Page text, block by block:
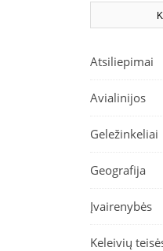
Atsiliepimai
Avialinijos
Geležinkeliai
Geografija
Įvairenybės
Keleivių